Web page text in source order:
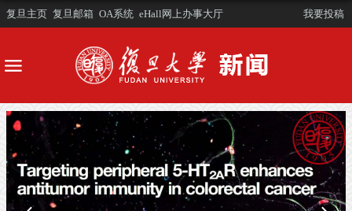
复旦主页 复旦邮箱 OA系统 eHall网上办事大厅 我要投稿